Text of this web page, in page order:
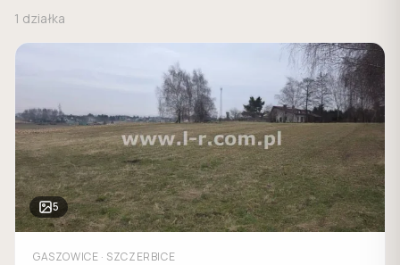
1 działka
5
GASZOWICE · SZCZERBICE